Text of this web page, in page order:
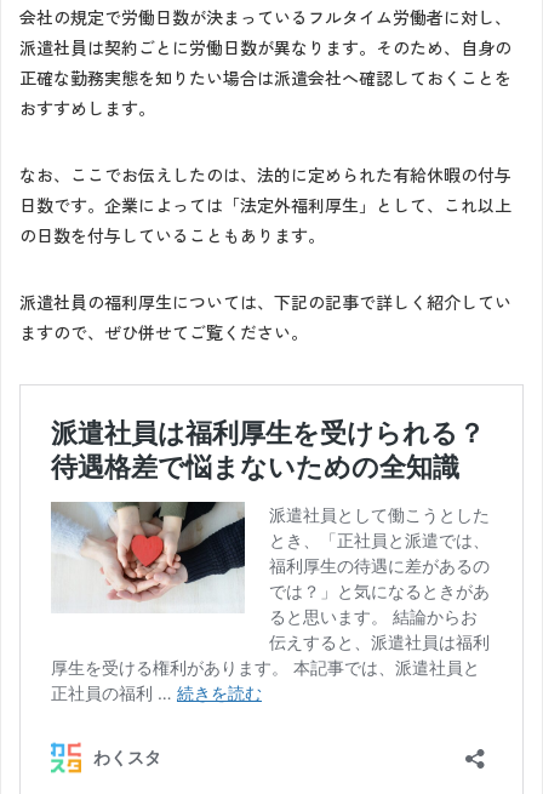
会社の規定で労働日数が決まっているフルタイム労働者に対し、
派遣社員は契約ごとに労働日数が異なります。そのため、自身の
正確な勤務実態を知りたい場合は派遣会社へ確認しておくことを
おすすめします。
なお、ここでお伝えしたのは、法的に定められた有給休暇の付与
日数です。企業によっては「法定外福利厚生」として、これ以上
の日数を付与していることもあります。
派遣社員の福利厚生については、下記の記事で詳しく紹介してい
ますので、ぜひ併せてご覧ください。